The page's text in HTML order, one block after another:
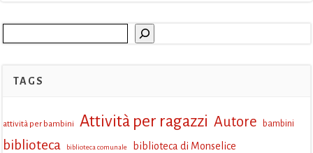
TAGS
attività per bambini Attività per ragazzi Autore bambini
biblioteca biblioteca comunale biblioteca di Monselice